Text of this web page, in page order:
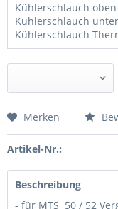
Preis anfragen
Merken
Artikel-Nr.:
Beschreibung
- für MTS 50 / 52